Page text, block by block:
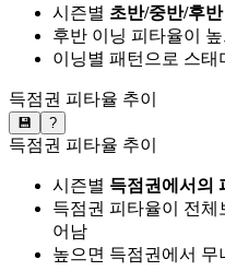
시즌별 초반/중반/후
후반 이닝 피타율이
이닝별 패턴으로 스태
득점권 피타율 추이
💾 ?
득점권 피타율 추이
시즌별 득점권에서의
득점권 피타율이 전체
어남
높으면 득점권에서 무